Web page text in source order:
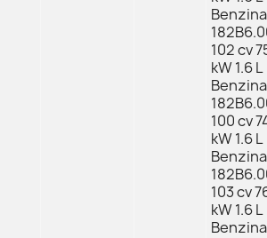
Benzina
102 cv
kW 1.6 L
Benzina
100 cv
kW 1.6 L
Benzina
103 cv
kW 1.6 L
Benzina